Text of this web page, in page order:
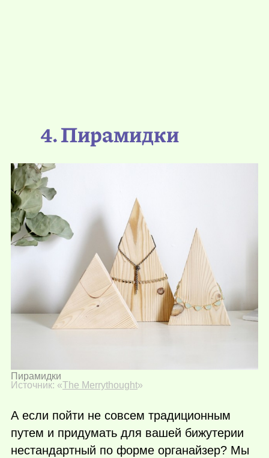
4. Пирамидки
Пирамидки
Источник: «The Merrythought»
А если пойти не совсем традиционным
путем и придумать для вашей бижутерии
нестандартный по форме органайзер? Мы